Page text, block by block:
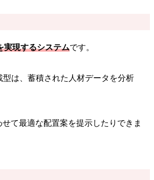
実現するシステムです。
は、蓄積された人材データを分析
て最適な配置案を提示したりできま